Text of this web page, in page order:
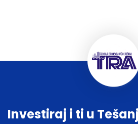
Investiraj i ti u